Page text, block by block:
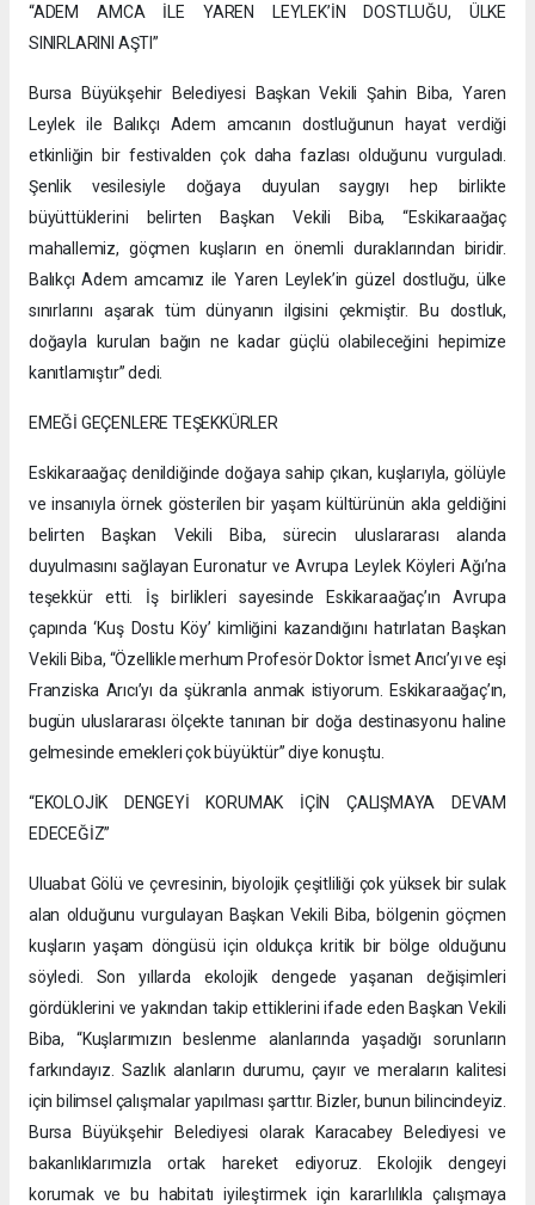
“ADEM AMCA İLE YAREN LEYLEK’İN DOSTLUĞU, ÜLKE
SINIRLARINI AŞTI”
Bursa Büyükşehir Belediyesi Başkan Vekili Şahin Biba, Yaren
Leylek ile Balıkçı Adem amcanın dostluğunun hayat verdiği
etkinliğin bir festivalden çok daha fazlası olduğunu vurguladı.
Şenlik vesilesiyle doğaya duyulan saygıyı hep birlikte
büyüttüklerini belirten Başkan Vekili Biba, “Eskikaraağaç
mahallemiz, göçmen kuşların en önemli duraklarından biridir.
Balıkçı Adem amcamız ile Yaren Leylek’in güzel dostluğu, ülke
sınırlarını aşarak tüm dünyanın ilgisini çekmiştir. Bu dostluk,
doğayla kurulan bağın ne kadar güçlü olabileceğini hepimize
kanıtlamıştır” dedi.
EMEĞİ GEÇENLERE TEŞEKKÜRLER
Eskikaraağaç denildiğinde doğaya sahip çıkan, kuşlarıyla, gölüyle
ve insanıyla örnek gösterilen bir yaşam kültürünün akla geldiğini
belirten Başkan Vekili Biba, sürecin uluslararası alanda
duyulmasını sağlayan Euronatur ve Avrupa Leylek Köyleri Ağı’na
teşekkür etti. İş birlikleri sayesinde Eskikaraağaç’ın Avrupa
çapında ‘Kuş Dostu Köy’ kimliğini kazandığını hatırlatan Başkan
Vekili Biba, “Özellikle merhum Profesör Doktor İsmet Arıcı’yı ve eşi
Franziska Arıcı’yı da şükranla anmak istiyorum. Eskikaraağaç’ın,
bugün uluslararası ölçekte tanınan bir doğa destinasyonu haline
gelmesinde emekleri çok büyüktür” diye konuştu.
“EKOLOJİK DENGEYİ KORUMAK İÇİN ÇALIŞMAYA DEVAM
EDECEĞİZ”
Uluabat Gölü ve çevresinin, biyolojik çeşitliliği çok yüksek bir sulak
alan olduğunu vurgulayan Başkan Vekili Biba, bölgenin göçmen
kuşların yaşam döngüsü için oldukça kritik bir bölge olduğunu
söyledi. Son yıllarda ekolojik dengede yaşanan değişimleri
gördüklerini ve yakından takip ettiklerini ifade eden Başkan Vekili
Biba, “Kuşlarımızın beslenme alanlarında yaşadığı sorunların
farkındayız. Sazlık alanların durumu, çayır ve meraların kalitesi
için bilimsel çalışmalar yapılması şarttır. Bizler, bunun bilincindeyiz.
Bursa Büyükşehir Belediyesi olarak Karacabey Belediyesi ve
bakanlıklarımızla ortak hareket ediyoruz. Ekolojik dengeyi
korumak ve bu habitatı iyileştirmek için kararlılıkla çalışmaya